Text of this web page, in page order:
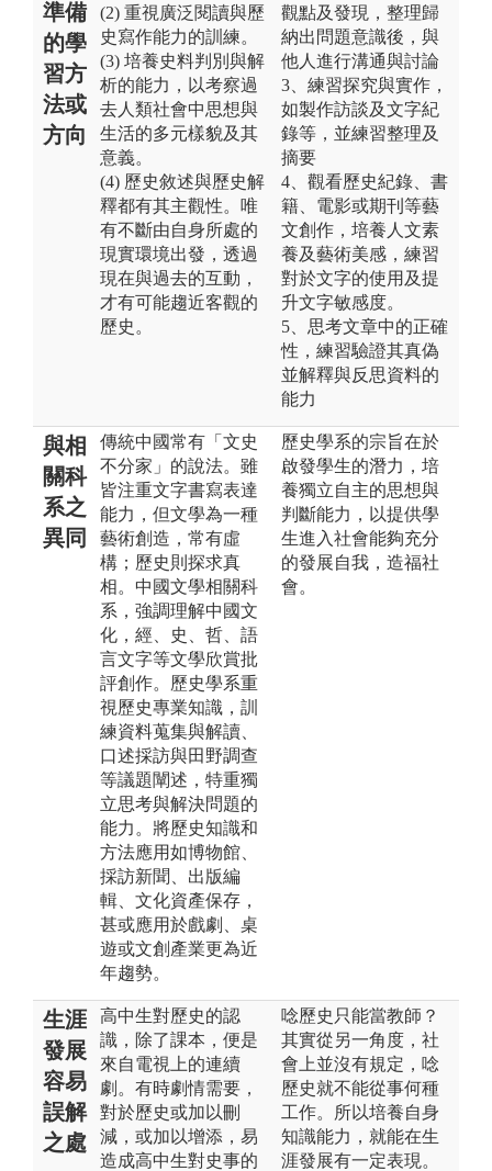
準備
的學
習方
法或
方向
(2) 重視廣泛閱讀與歷
史寫作能力的訓練。
(3) 培養史料判別與解
析的能力，以考察過
去人類社會中思想與
生活的多元樣貌及其
意義。
(4) 歷史敘述與歷史解
釋都有其主觀性。唯
有不斷由自身所處的
現實環境出發，透過
現在與過去的互動，
才有可能趨近客觀的
歷史。
觀點及發現，整理歸
納出問題意識後，與
他人進行溝通與討論
3、練習探究與實作，
如製作訪談及文字紀
錄等，並練習整理及
摘要
4、觀看歷史紀錄、書
籍、電影或期刊等藝
文創作，培養人文素
養及藝術美感，練習
對於文字的使用及提
升文字敏感度。
5、思考文章中的正確
性，練習驗證其真偽
並解釋與反思資料的
能力
與相
關科
系之
異同
傳統中國常有「文史
不分家」的說法。雖
皆注重文字書寫表達
能力，但文學為一種
藝術創造，常有虛
構；歷史則探求真
相。中國文學相關科
系，強調理解中國文
化，經、史、哲、語
言文字等文學欣賞批
評創作。歷史學系重
視歷史專業知識，訓
練資料蒐集與解讀、
口述採訪與田野調查
等議題闡述，特重獨
立思考與解決問題的
能力。將歷史知識和
方法應用如博物館、
採訪新聞、出版編
輯、文化資產保存，
甚或應用於戲劇、桌
遊或文創產業更為近
年趨勢。
歷史學系的宗旨在於
啟發學生的潛力，培
養獨立自主的思想與
判斷能力，以提供學
生進入社會能夠充分
的發展自我，造福社
會。
生涯
發展
容易
誤解
之處
高中生對歷史的認
識，除了課本，便是
來自電視上的連續
劇。有時劇情需要，
對於歷史或加以刪
減，或加以增添，易
造成高中生對史事的
唸歷史只能當教師？
其實從另一角度，社
會上並沒有規定，唸
歷史就不能從事何種
工作。所以培養自身
知識能力，就能在生
涯發展有一定表現。